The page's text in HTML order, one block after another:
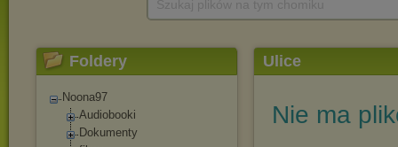
Foldery
Noona97
Audiobooki
Dokumenty
Ulice
Nie ma